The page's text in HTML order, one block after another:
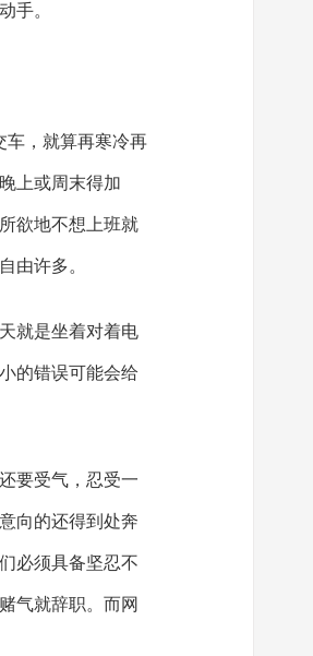
手。
车，就算再寒冷再
上或周末得加
欲地不想上班就
由许多。
就是坐着对着电
的错误可能会给
要受气，忍受一
向的还得到处奔
必须具备坚忍不
气就辞职。而网